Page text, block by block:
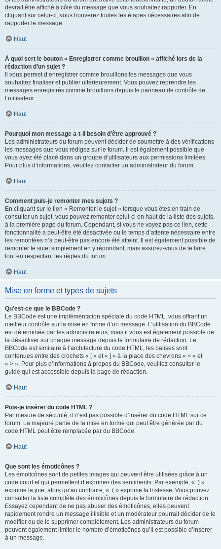
devrait être affiché à côté du message que vous souhaitez rapporter. En
cliquant sur celui-ci, vous trouverez toutes les étapes nécessaires afin de
rapporter le message.
Haut
À quoi sert le bouton « Enregistrer comme brouillon » affiché lors de la
rédaction d’un sujet ?
Il vous permet d’enregistrer comme brouillons les messages que vous
souhaitez finaliser et publier ultérieurement. Vous pouvez reprendre les
messages enregistrés comme brouillons depuis le panneau de contrôle de
l’utilisateur.
Haut
Pourquoi mon message a-t-il besoin d’être approuvé ?
Les administrateurs du forum peuvent décider de soumettre à des vérifications
les messages que vous rédigez sur le forum. Il est également possible que
vous ayez été placé dans un groupe d’utilisateurs aux permissions limitées.
Pour plus d’informations, veuillez contacter un administrateur du forum.
Haut
Comment puis-je remonter mes sujets ?
En cliquant sur le lien « Remonter le sujet » lorsque vous êtes en train de
consulter un sujet, vous pouvez remonter celui-ci en haut de la liste des sujets,
à la première page du forum. Cependant, si vous ne voyez pas ce lien, cette
fonctionnalité a peut-être été désactivée ou le temps d’attente nécessaire entre
les remontées n’a peut-être pas encore été atteint. Il est également possible de
remonter le sujet simplement en y répondant, mais assurez-vous de le faire
tout en respectant les règles du forum.
Haut
Mise en forme et types de sujets
Qu’est-ce que le BBCode ?
Le BBCode est une implémentation spéciale du code HTML, vous offrant un
meilleur contrôle sur la mise en forme d’un message. L’utilisation du BBCode
est déterminée par les administrateurs, mais il vous est également possible de
la désactiver sur chaque message depuis le formulaire de rédaction. Le
BBCode est similaire à l’architecture du code HTML, les balises sont
contenues entre des crochets « [ » et « ] » à la place des chevrons « < » et
« > ». Pour plus d’informations à propos du BBCode, veuillez consulter le
guide qui est accessible depuis la page de rédaction.
Haut
Puis-je insérer du code HTML ?
Par mesure de sécurité, il n’est pas possible d’insérer du code HTML sur ce
forum. La majeure partie de la mise en forme qui peut être générée par du
code HTML peut être remplacée par du BBCode.
Haut
Que sont les émoticônes ?
Les émoticônes sont de petites images qui peuvent être utilisées grâce à un
code court et qui permettent d’exprimer des sentiments. Par exemple, « :) »
exprime la joie, alors qu’au contraire, « :( » exprime la tristesse. Vous pouvez
consulter la liste complète des émoticônes depuis le formulaire de rédaction.
Essayez cependant de ne pas abuser des émoticônes, elles peuvent
rapidement rendre un message illisible et un modérateur pourrait décider de le
modifier ou de le supprimer complètement. Les administrateurs du forum
peuvent également limiter le nombre d’émoticônes qu’il est possible d’insérer
à un message.